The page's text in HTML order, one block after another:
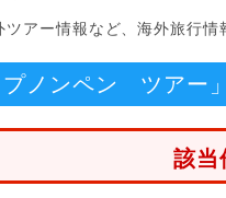
アー情報など、海外旅行情
ノンペン ツアー
該当